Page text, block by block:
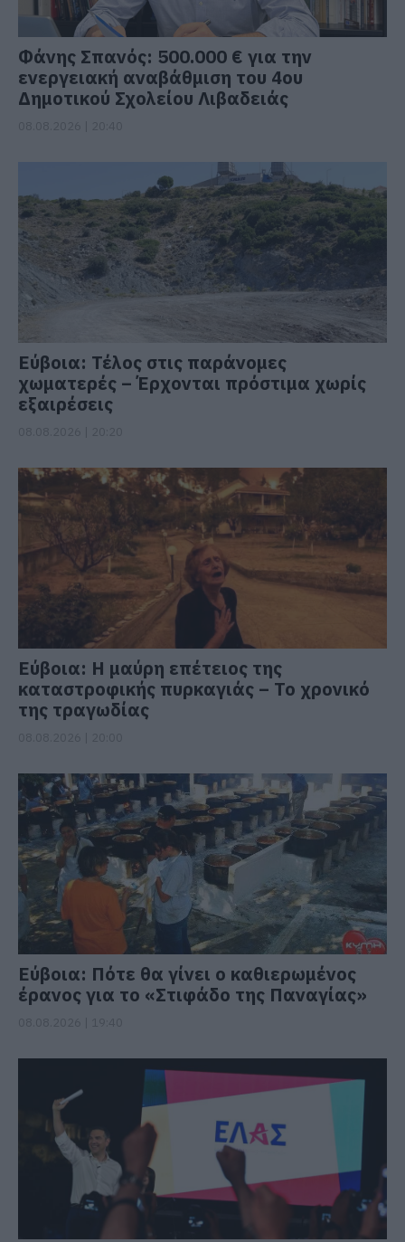
Φάνης Σπανός: 500.000 € για την
ενεργειακή αναβάθμιση του 4ου
Δημοτικού Σχολείου Λιβαδειάς
Εύβοια: Τέλος στις παράνομες
χωματερές – Έρχονται πρόστιμα χωρίς
εξαιρέσεις
Εύβοια: Η μαύρη επέτειος της
καταστροφικής πυρκαγιάς – Το χρονικό
της τραγωδίας
Εύβοια: Πότε θα γίνει ο καθιερωμένος
έρανος για το «Στιφάδο της Παναγίας»